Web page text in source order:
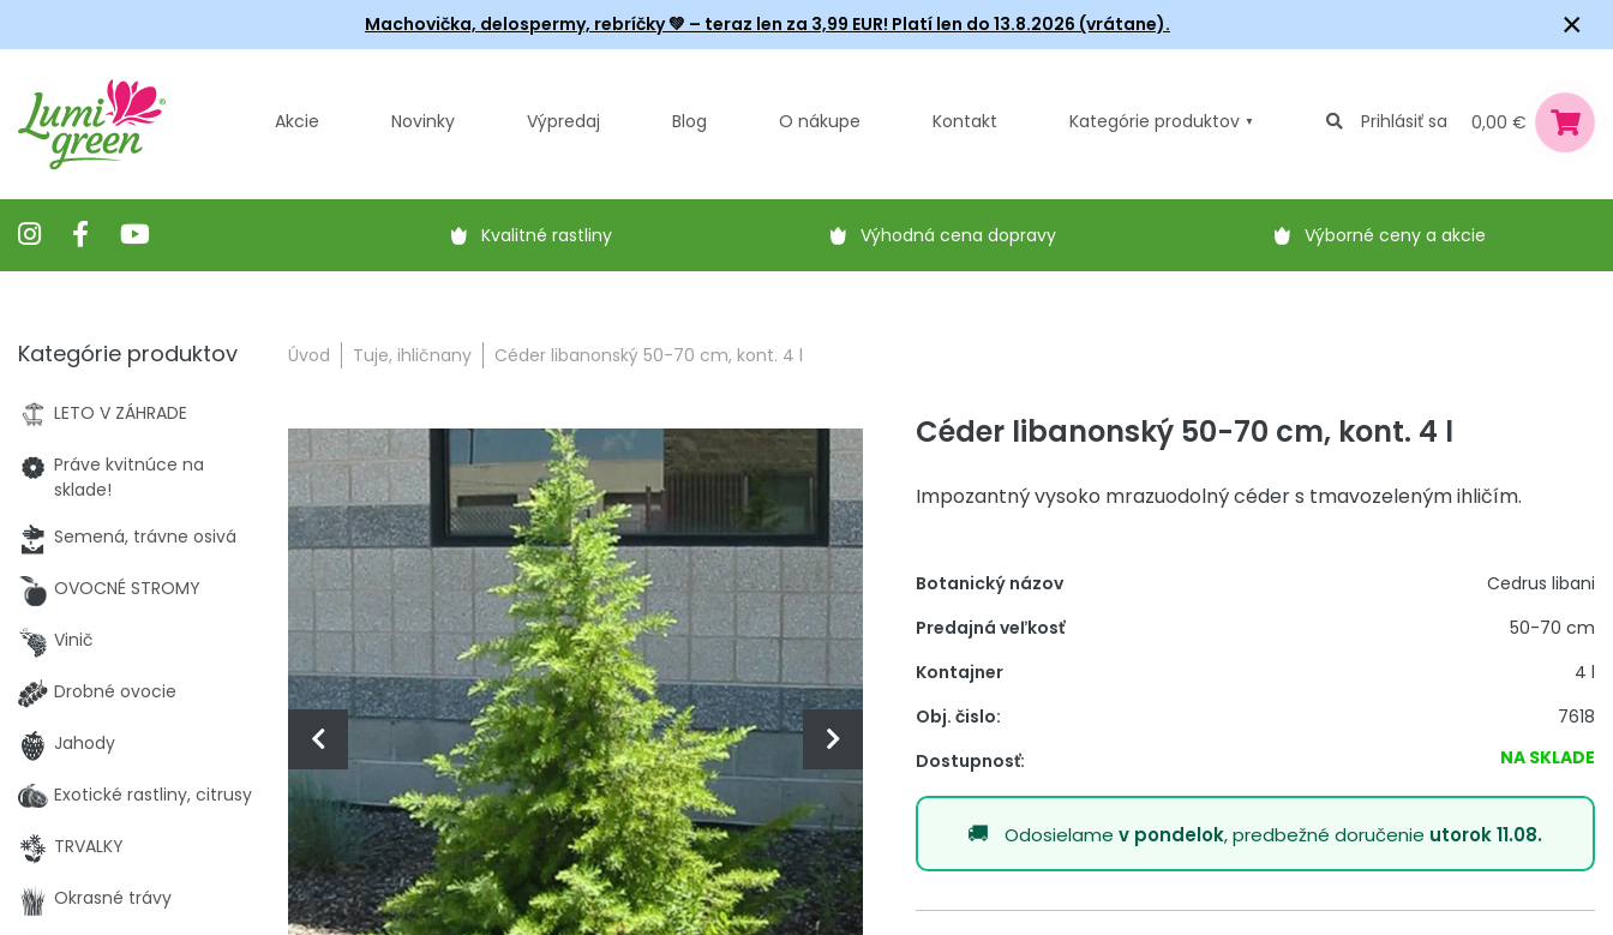
Machovička, delospermy, rebríčky💚 – teraz len za 3,99 EUR! Platí len do 13.8.2026 (vrátane). ×
Akcie Novinky Výpredaj Blog O nákupe Kontakt Kategórie produktov Prihlásiť sa 0,00 €
Kvalitné rastliny Výhodná cena dopravy Výborné ceny a akcie
Úvod Tuje, ihličnany Céder libanonský 50-70 cm, kont. 4 l
Céder libanonský 50-70 cm, kont. 4 l
Impozantný vysoko mrazuodolný céder s tmavozeleným ihličím.
Botanický názov
Cedrus libani
Predajná veľkosť
50-70 cm
Kontajner
4 l
Obj. čislo:
7618
Dostupnosť:
NA SKLADE
Odosielamev pondelok, predbežné doručenie utorok 11.08.
Kategórie produktov
LETO V ZÁHRADE
Práve kvitnúce na
sklade!
Semená, trávne osivá
OVOCNÉ STROMY
Vinič
Drobné ovocie
Jahody
Exotické rastliny, citrusy
TRVALKY
Okrasné trávy